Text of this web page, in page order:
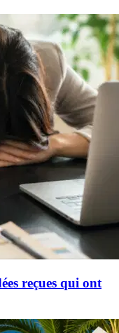
reçues qui ont